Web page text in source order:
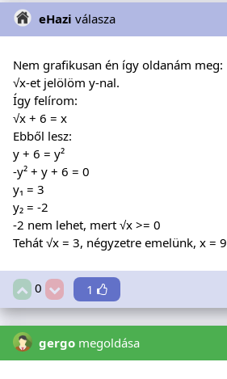
eHazi válasza
Nem grafikusan én így oldanám meg:
√x-et jelölöm y-nal.
Így felírom:
√x + 6 = x
Ebből lesz:
y + 6 = y²
-y² + y + 6 = 0
y₁ = 3
y₂ = -2
-2 nem lehet, mert √x >= 0
Tehát √x = 3, négyzetre emelünk, x = 9
0 1
gergo megoldása